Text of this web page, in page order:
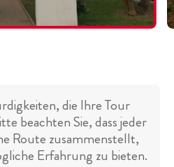
die Ihre Tour
beachten Sie, dass jeder
Route zusammenstellt,
Erfahrung zu bieten.